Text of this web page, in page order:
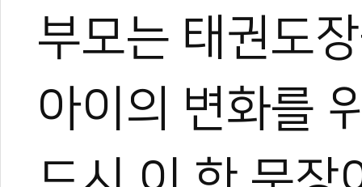
부모는 태권도
아이의 변화를